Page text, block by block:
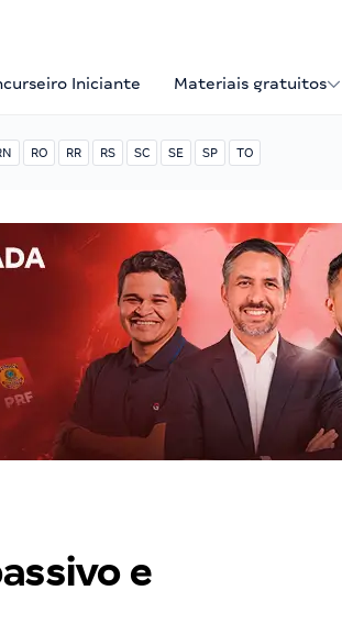
Iniciante Materiais gratuitos
RO RR RS SC SE SP TO
e